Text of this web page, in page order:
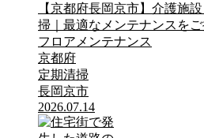
【京都府長岡京市】介護施
掃｜最適なメンテナンスを
フロアメンテナンス
京都府
定期清掃
長岡京市
2026.07.14